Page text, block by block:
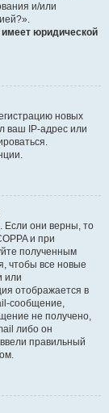
и/или
юридической
новых
ваш IP-адрес или
Если они верны, то
и при
полученным
чтобы все новые
или
отображается в
сообщение,
не получено,
либо он
правильный